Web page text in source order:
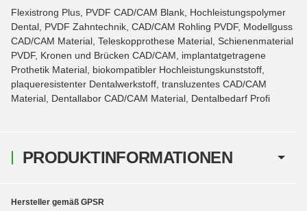
PRODUKTINFORMATIONEN
Flexistrong Plus, PVDF CAD/CAM Blank, Hochleistungspolymer
Dental, PVDF Zahntechnik, CAD/CAM Rohling PVDF, Modellguss
CAD/CAM Material, Teleskopprothese Material, Schienenmaterial
PVDF, Kronen und Brücken CAD/CAM, implantatgetragene
Prothetik Material, biokompatibler Hochleistungskunststoff,
plaqueresistenter Dentalwerkstoff, transluzentes CAD/CAM
Material, Dentallabor CAD/CAM Material, Dentalbedarf Profi
Hersteller gemäß GPSR